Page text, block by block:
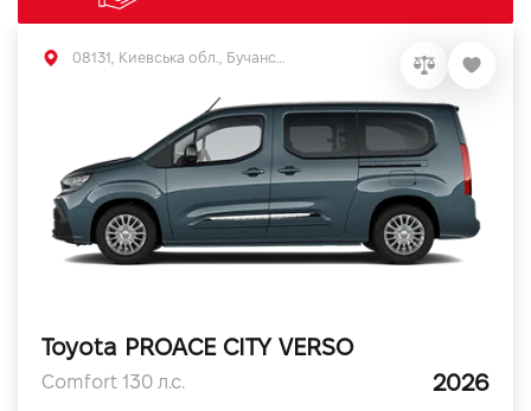
Toyota PROACE CITY VERSO
Comfort 130 л.с. 2026